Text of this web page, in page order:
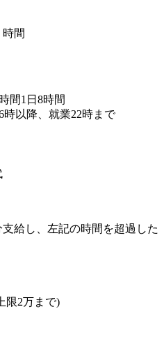
間
間1日8時間
以降、就業22時まで
給し、左記の時間を超過した
限2万まで)